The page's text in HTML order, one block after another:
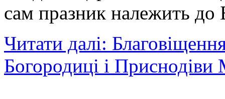
сам празник належить до
Читати далі:
Богородиці і Приснодіви